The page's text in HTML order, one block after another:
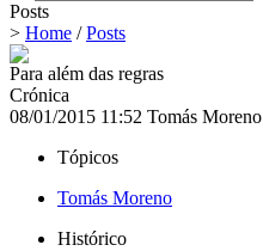
Posts
> Home /Posts
Para além das regras
Crónica
08/01/2015 11:52 Tomás Moreno
Tópicos
Tomás Moreno
Histórico